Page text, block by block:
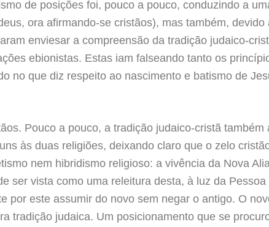
de posições foi, pouco a pouco, conduzindo a
ora afirmando-se cristãos), mas também, devido
enviesar a compreensão da tradição judaico-
ebionistas. Estas iam falseando tanto os
no que diz respeito ao nascimento e batismo de
Pouco a pouco, a tradição judaico-cristã também
às duas religiões, deixando claro que o zelo
nem hibridismo religioso: a vivência da Nova
ser vista como uma releitura desta, à luz da Pessoa
por este assumir do novo sem negar o antigo. O
tradição judaica. Um posicionamento que se